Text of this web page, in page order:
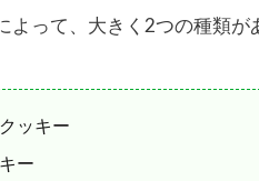
って、大きく2つの種類が
ッキー
ー